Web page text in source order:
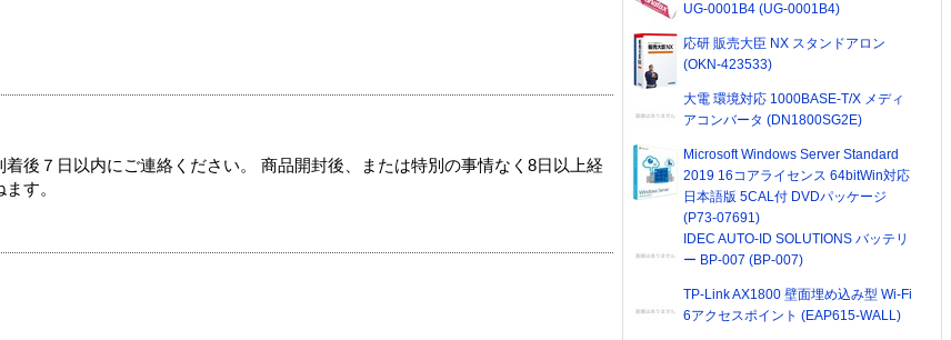
後７日以内にご連絡ください。 商品開封後、または特別の事情なく8日以上経
す。
UG-0001B4 (UG-0001B4)
応研 販売大臣 NX スタンドアロン
(OKN-423533)
大電 環境対応 1000BASE-T/X メディ
アコンバータ (DN1800SG2E)
Microsoft Windows Server Standard
2019 16コアライセンス 64bitWin対応
日本語版 5CAL付 DVDパッケージ
(P73-07691)
IDEC AUTO-ID SOLUTIONS バッテリ
ー BP-007 (BP-007)
TP-Link AX1800 壁面埋め込み型 Wi-Fi
6アクセスポイント (EAP615-WALL)